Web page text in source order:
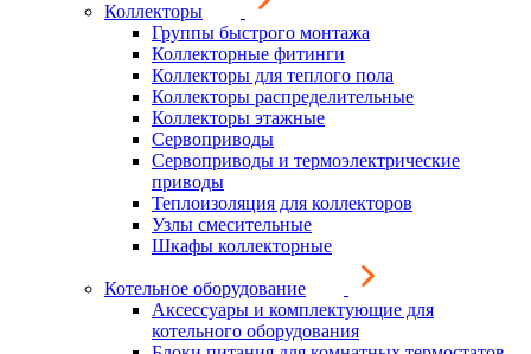
Коллекторы
Группы быстрого монтажа
Коллекторные фитинги
Коллекторы для теплого пола
Коллекторы распределительные
Коллекторы этажные
Сервоприводы
Сервоприводы и термоэлектрические
приводы
Теплоизоляция для коллекторов
Узлы смесительные
Шкафы коллекторные
Котельное оборудование
Аксессуары и комплектующие для
котельного оборудования